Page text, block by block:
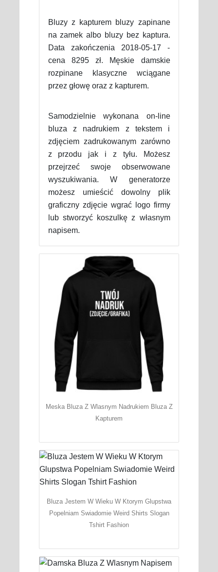
Bluzy z kapturem bluzy zapinane
na zamek albo bluzy bez kaptura.
Data zakończenia 2018-05-17 -
cena 8295 zł. Męskie damskie
rozpinane klasyczne wciągane
przez głowę oraz z kapturem.
Samodzielnie wykonana on-line
bluza z nadrukiem z tekstem i
zdjęciem zadrukowanym zarówno
z przodu jak i z tyłu. Możesz
przejrzeć swoje obserwowane
wyszukiwania. W generatorze
możesz umieścić dowolny plik
graficzny zdjęcie wgrać logo firmy
lub stworzyć koszulkę z własnym
napisem.
Meska Bluza Z Wlasnym Nadrukiem Bluza Z
Kapturem
Bluza Jestem W Wieku W Ktorym Glupstwa
Popelniam Swiadomie Weird Shirts Slogan
Tshirt Fashion